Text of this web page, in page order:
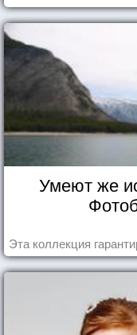
Умеют же
Эта коллекция